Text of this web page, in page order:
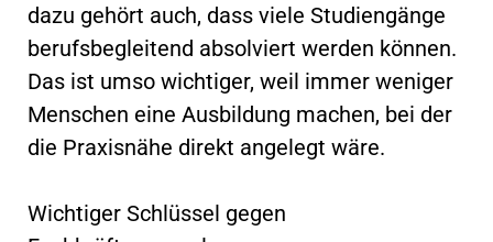
dazu gehört auch, dass viele Studiengänge
berufsbegleitend absolviert werden können.
Das ist umso wichtiger, weil immer weniger
Menschen eine Ausbildung machen, bei der
die Praxisnähe direkt angelegt wäre.
Wichtiger Schlüssel gegen